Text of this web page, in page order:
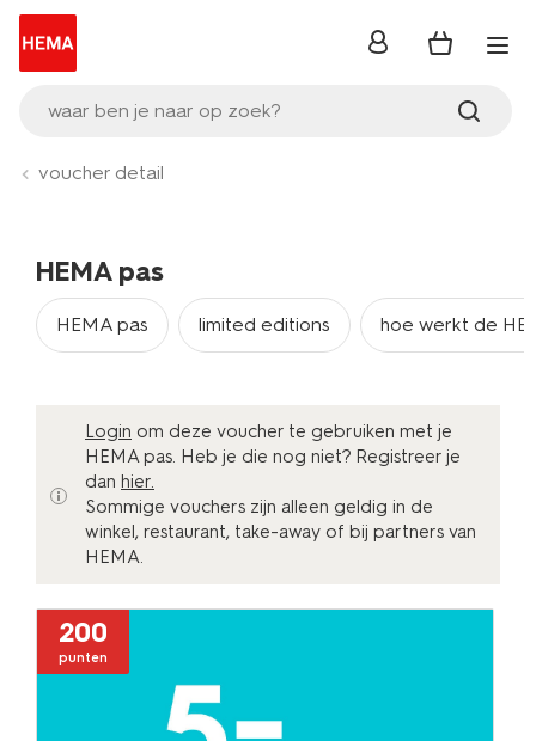
waar ben je naar op zoek?
inloggen
voucher detail
HEMA pas
HEMA pas limited editions hoe werkt de
Login om deze voucher te gebruiken met je
HEMA pas. Heb je die nog niet? Registreer je
dan hier.
Sommige vouchers zijn alleen geldig in de
winkel, restaurant, take-away of bij partners van
HEMA.
200
punten